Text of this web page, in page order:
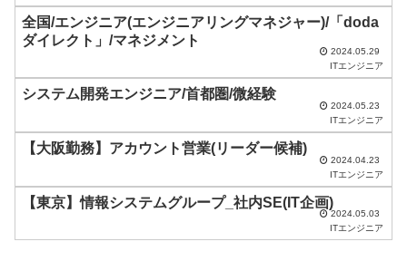
ま
に
て
全国/エンジニア(エンジニアリングマネジャー)/「doda
ダイレクト」/マネジメント
2024.05.29
ITエンジニア
システム開発エンジニア/首都圏/微経験
2024.05.23
ITエンジニア
【大阪勤務】アカウント営業(リーダー候補)
2024.04.23
ITエンジニア
【東京】情報システムグループ_社内SE(IT企画)
2024.05.03
ITエンジニア